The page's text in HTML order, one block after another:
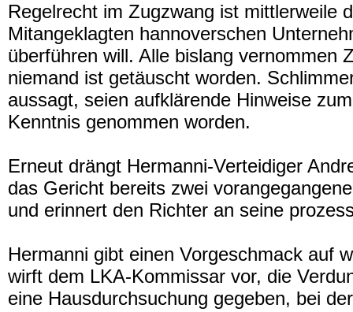
Regelrecht im Zugzwang ist mittlerweile
Mitangeklagten hannoverschen
überführen will. Alle bislang vernommen
niemand ist getäuscht worden.
aussagt, seien aufklärende Hinweise
Kenntnis genommen worden.
Erneut drängt Hermanni-Verteidiger
das Gericht bereits zwei
und erinnert den Richter an seine
Hermanni gibt einen Vorgeschmack auf
wirft dem LKA-Kommissar vor, die
eine Hausdurchsuchung gegeben, bei